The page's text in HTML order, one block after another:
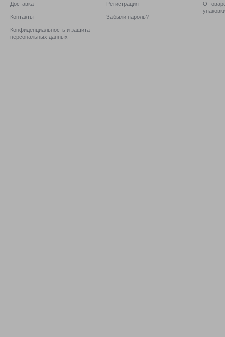
Доставка
Контакты
Конфиденциальность и защита
персональных данных
Регистрация
Забыли пароль?
О